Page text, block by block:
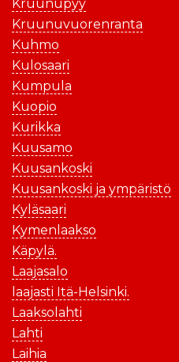
Kruunupyy
Kruunuvuorenranta
Kuhmo
Kulosaari
Kumpula
Kuopio
Kurikka
Kuusamo
Kuusankoski
Kuusankoski ja ympäristö
Kyläsaari
Kymenlaakso
Käpylä.
Laajasalo
laajasti Itä-Helsinki.
Laaksolahti
Lahti
Laihia